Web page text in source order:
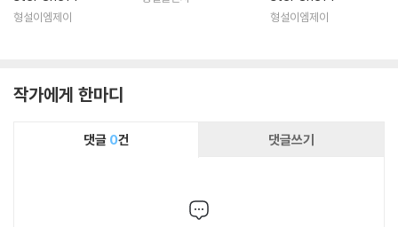
형설이엠제이 형설이엠제이
작가에게 한마디
댓글 0건 댓글쓰기